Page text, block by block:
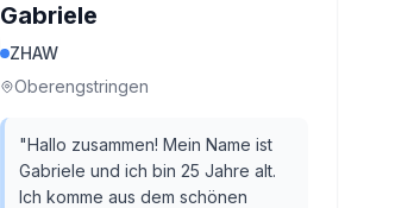
Gabriele
ZHAW
Oberengstringen
"Hallo zusammen! Mein Name ist
Gabriele und ich bin 25 Jahre alt.
Ich komme aus dem schönen